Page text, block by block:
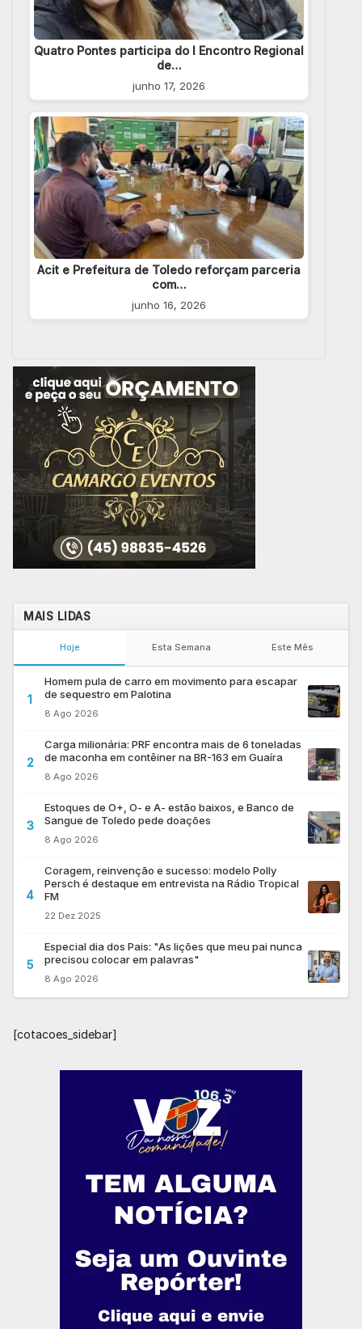
Quatro Pontes participa do I Encontro Regional
de…
junho 17, 2026
Acit e Prefeitura de Toledo reforçam parceria
com…
junho 16, 2026
MAIS LIDAS
Hoje Esta Semana Este Mês
1
Homem pula de carro em movimento para escapar
de sequestro em Palotina
8 Ago 2026
2
Carga milionária: PRF encontra mais de 6 toneladas
de maconha em contêiner na BR-163 em Guaíra
8 Ago 2026
3
Estoques de O+, O- e A- estão baixos, e Banco de
Sangue de Toledo pede doações
8 Ago 2026
4
Coragem, reinvenção e sucesso: modelo Polly
Persch é destaque em entrevista na Rádio Tropical
FM
22 Dez 2025
5
Especial dia dos Pais: "As lições que meu pai nunca
precisou colocar em palavras"
8 Ago 2026
[cotacoes_sidebar]